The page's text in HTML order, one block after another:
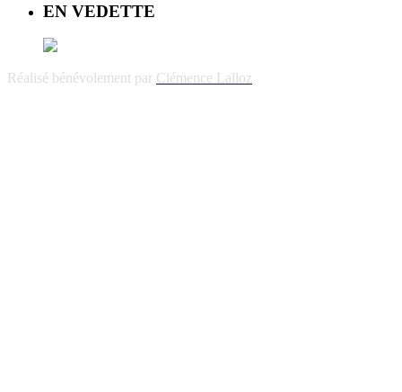
EN VEDETTE
Réalisé bénévolement par Clémence Lalloz